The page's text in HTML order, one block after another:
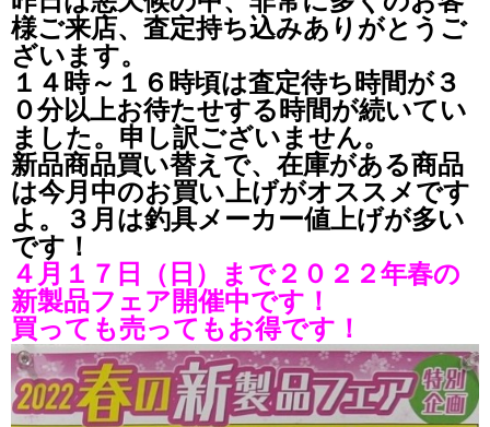
様ご来店、査定持ち込みありがとうご
ざいます。
１４時～１６時頃は査定待ち時間が３
０分以上お待たせする時間が続いてい
ました。 申し訳ございません。
新品商品買い替えで、在庫がある商品
は今月中のお買い上げがオススメです
よ。
３月は釣具メーカー値上げが多い
です！
４月１７日（日）まで２０２２年春の
新製品フェア開催中です！
買っても売ってもお得です！